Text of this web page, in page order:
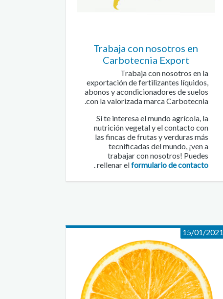
Trabaja con nosotros en
Carbotecnia Export
Trabaja con nosotros en la
exportación de fertilizantes líquidos,
abonos y acondicionadores de suelos
con la valorizada marca Carbotecnia.
Si te interesa el mundo agrícola, la
nutrición vegetal y el contacto con
las fincas de frutas y verduras más
tecnificadas del mundo, ¡ven a
trabajar con nosotros! Puedes
rellenar elformulario de contacto
15/01/2021